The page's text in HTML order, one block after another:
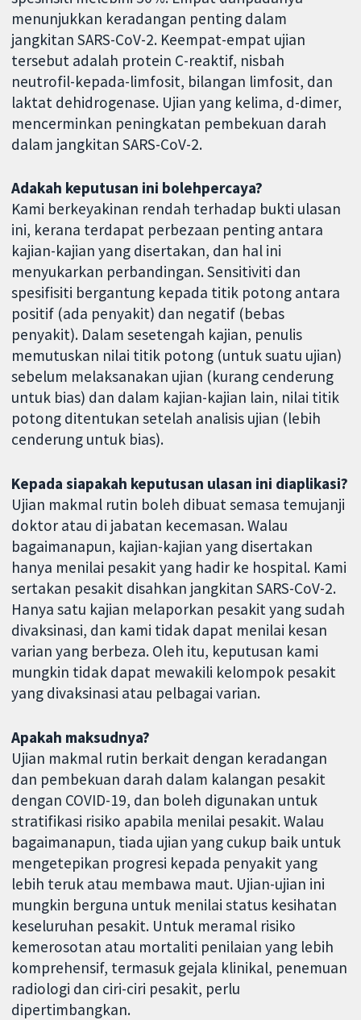
menunjukkan keradangan penting dalam
jangkitan SARS-CoV-2. Keempat-empat ujian
tersebut adalah protein C-reaktif, nisbah
neutrofil-kepada-limfosit, bilangan limfosit, dan
laktat dehidrogenase. Ujian yang kelima, d-dimer,
mencerminkan peningkatan pembekuan darah
dalam jangkitan SARS-CoV-2.
Adakah keputusan ini bolehpercaya?
Kami berkeyakinan rendah terhadap bukti ulasan
ini, kerana terdapat perbezaan penting antara
kajian-kajian yang disertakan, dan hal ini
menyukarkan perbandingan. Sensitiviti dan
spesifisiti bergantung kepada titik potong antara
positif (ada penyakit) dan negatif (bebas
penyakit). Dalam sesetengah kajian, penulis
memutuskan nilai titik potong (untuk suatu ujian)
sebelum melaksanakan ujian (kurang cenderung
untuk bias) dan dalam kajian-kajian lain, nilai titik
potong ditentukan setelah analisis ujian (lebih
cenderung untuk bias).
Kepada siapakah keputusan ulasan ini diaplikasi?
Ujian makmal rutin boleh dibuat semasa temujanji
doktor atau di jabatan kecemasan. Walau
bagaimanapun, kajian-kajian yang disertakan
hanya menilai pesakit yang hadir ke hospital. Kami
sertakan pesakit disahkan jangkitan SARS-CoV-2.
Hanya satu kajian melaporkan pesakit yang sudah
divaksinasi, dan kami tidak dapat menilai kesan
varian yang berbeza. Oleh itu, keputusan kami
mungkin tidak dapat mewakili kelompok pesakit
yang divaksinasi atau pelbagai varian.
Apakah maksudnya?
Ujian makmal rutin berkait dengan keradangan
dan pembekuan darah dalam kalangan pesakit
dengan COVID-19, dan boleh digunakan untuk
stratifikasi risiko apabila menilai pesakit. Walau
bagaimanapun, tiada ujian yang cukup baik untuk
mengetepikan progresi kepada penyakit yang
lebih teruk atau membawa maut. Ujian-ujian ini
mungkin berguna untuk menilai status kesihatan
keseluruhan pesakit. Untuk meramal risiko
kemerosotan atau mortaliti penilaian yang lebih
komprehensif, termasuk gejala klinikal, penemuan
radiologi dan ciri-ciri pesakit, perlu
dipertimbangkan.